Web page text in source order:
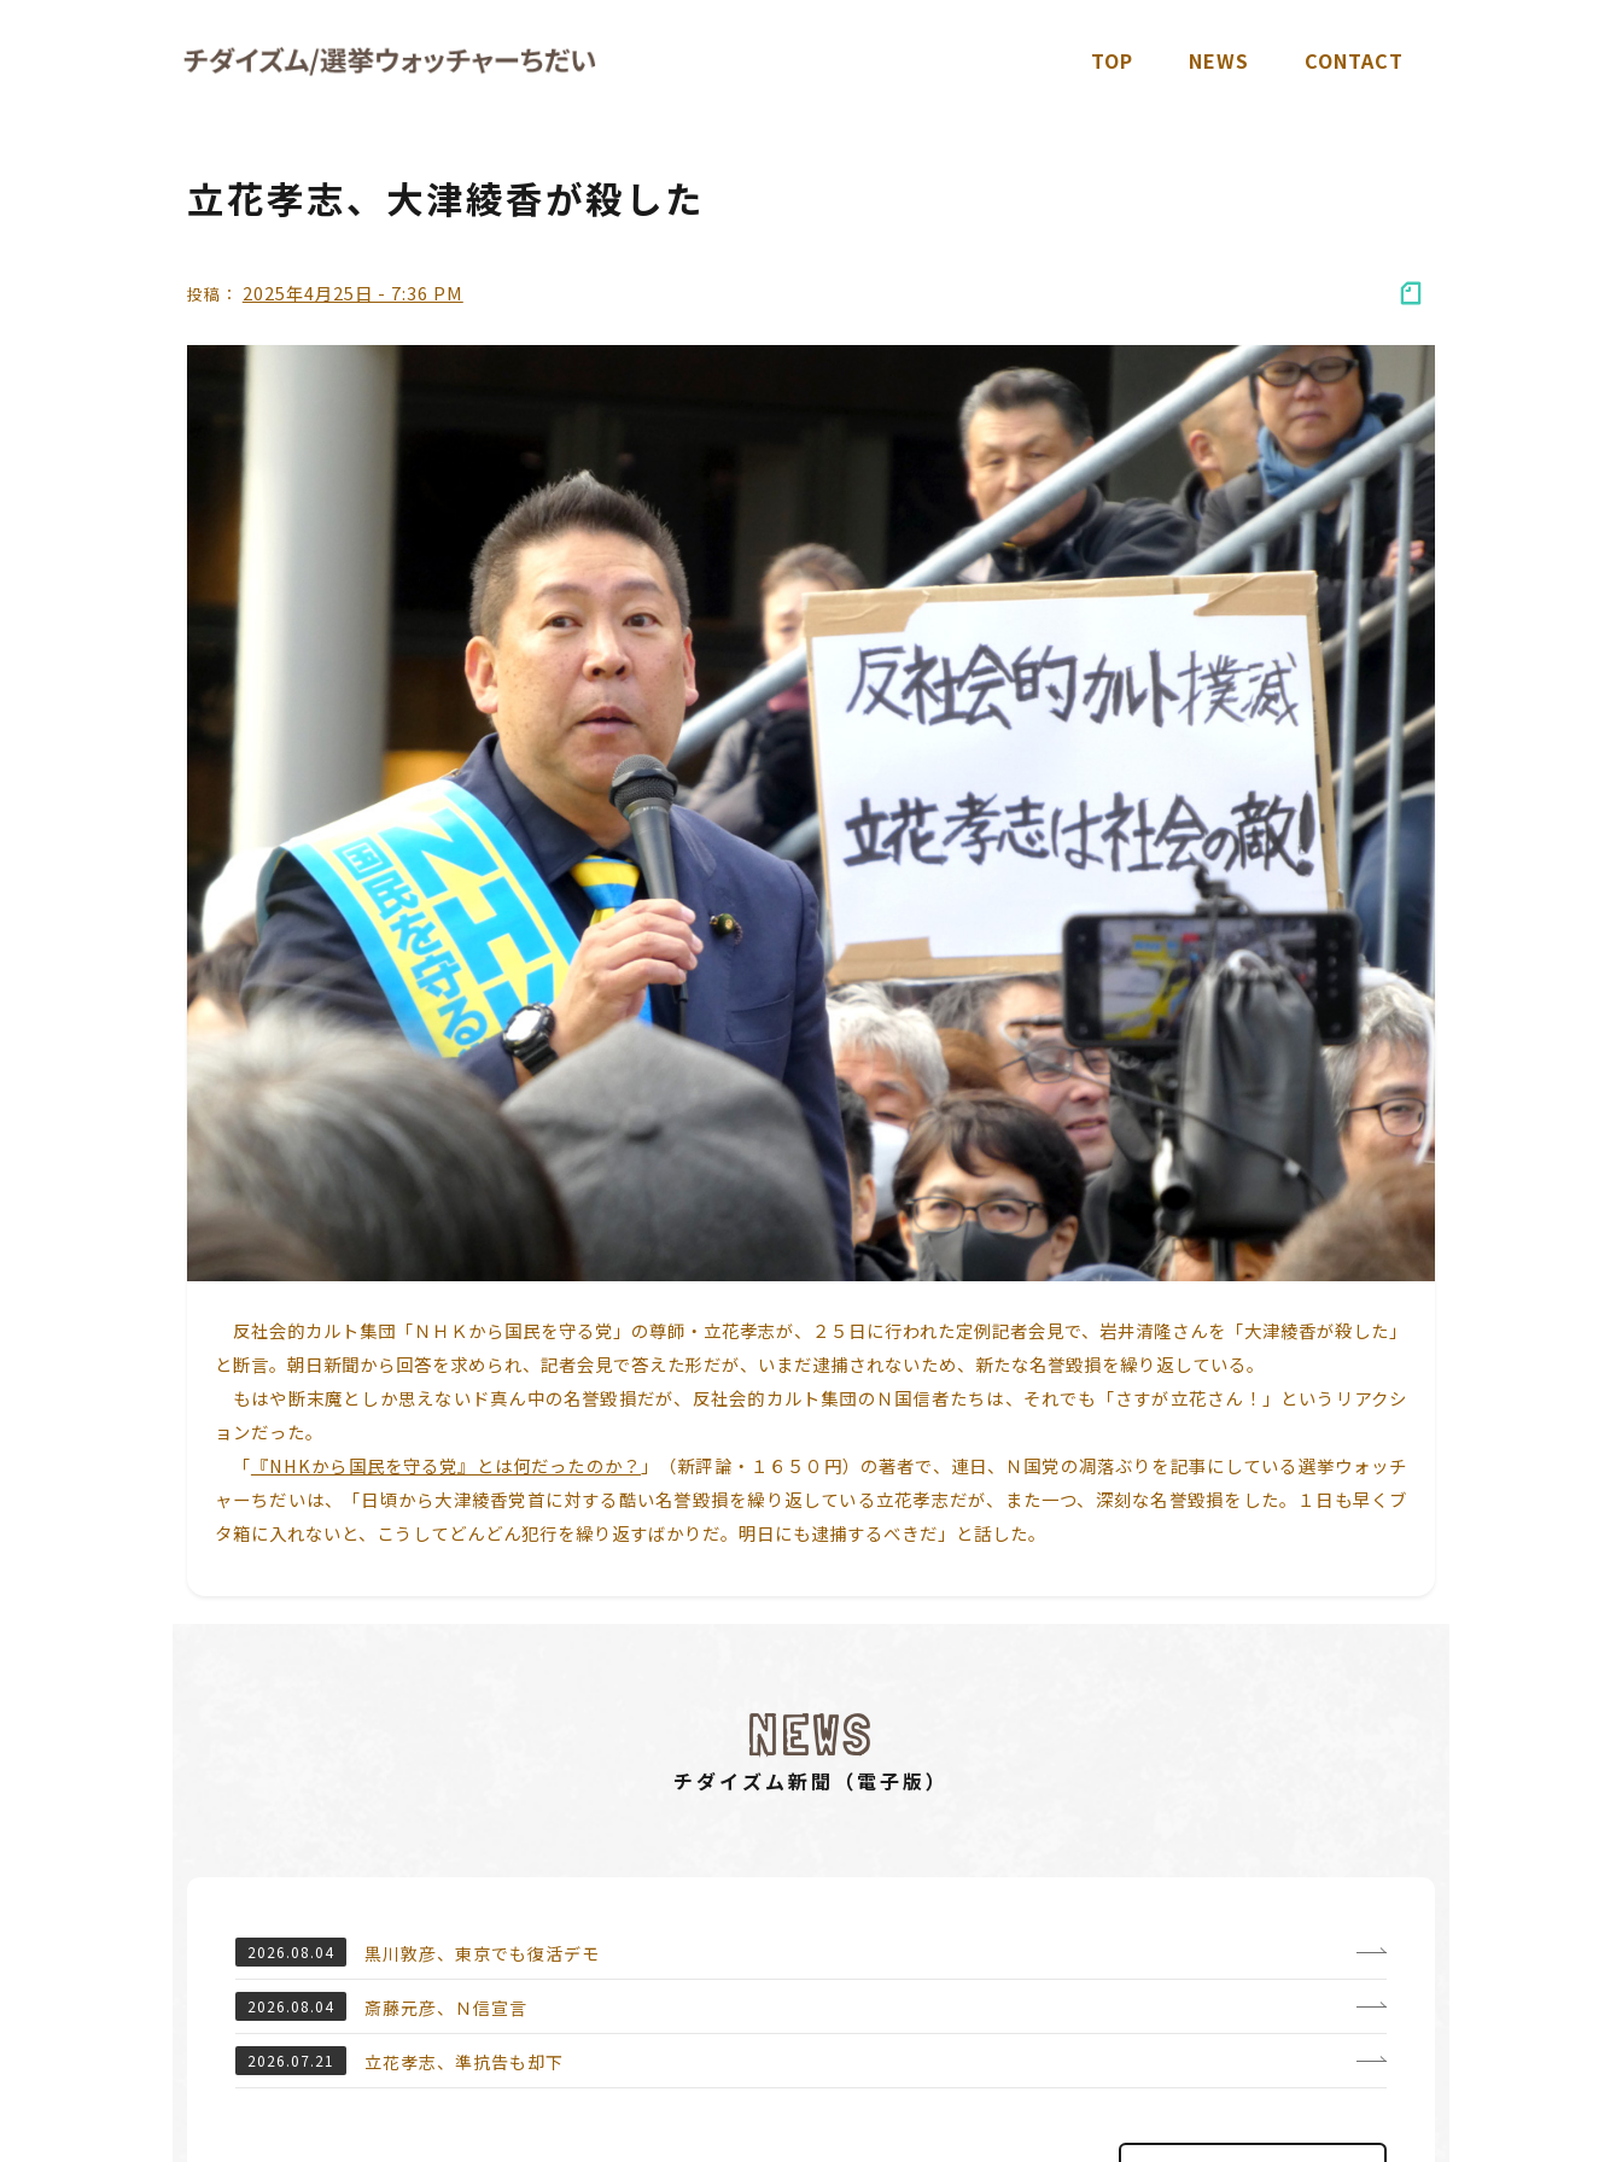
TOP NEWS CONTACT
立花孝志、大津綾香が殺した
投稿： 2025年4月25日 - 7:36 PM
反社会的カルト集団「ＮＨＫから国民を守る党」の尊師・立花孝志が、２５日に行われた定例記者会見で、岩井清隆さんを「大津綾香が殺した」
と断言。朝日新聞から回答を求められ、記者会見で答えた形だが、いまだ逮捕されないため、新たな名誉毀損を繰り返している。
もはや断末魔としか思えないド真ん中の名誉毀損だが、反社会的カルト集団のＮ国信者たちは、それでも「さすが立花さん！」というリアクシ
ョンだった。
「 『NHKから国民を守る党』とは何だったのか？ 」（新評論・１６５０円）の著者で、連日、Ｎ国党の凋落ぶりを記事にしている選挙ウォッチ
ャーちだいは、「日頃から大津綾香党首に対する酷い名誉毀損を繰り返している立花孝志だが、また一つ、深刻な名誉毀損をした。１日も早くブ
タ箱に入れないと、こうしてどんどん犯行を繰り返すばかりだ。明日にも逮捕するべきだ」と話した。
NEWS
チダイズム新聞（電⼦版）
2026.08.04 黒川敦彦、東京でも復活デモ
2026.08.04 斎藤元彦、Ｎ信宣言
2026.07.21 立花孝志、準抗告も却下